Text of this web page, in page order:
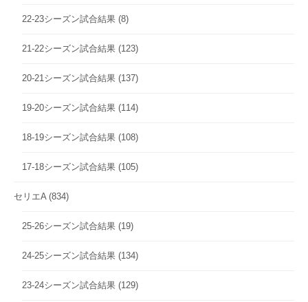
22-23シーズン試合結果 (8)
21-22シーズン試合結果 (123)
20-21シーズン試合結果 (137)
19-20シーズン試合結果 (114)
18-19シーズン試合結果 (108)
17-18シーズン試合結果 (105)
セリエA(834)
25-26シーズン試合結果 (19)
24-25シーズン試合結果 (134)
23-24シーズン試合結果 (129)